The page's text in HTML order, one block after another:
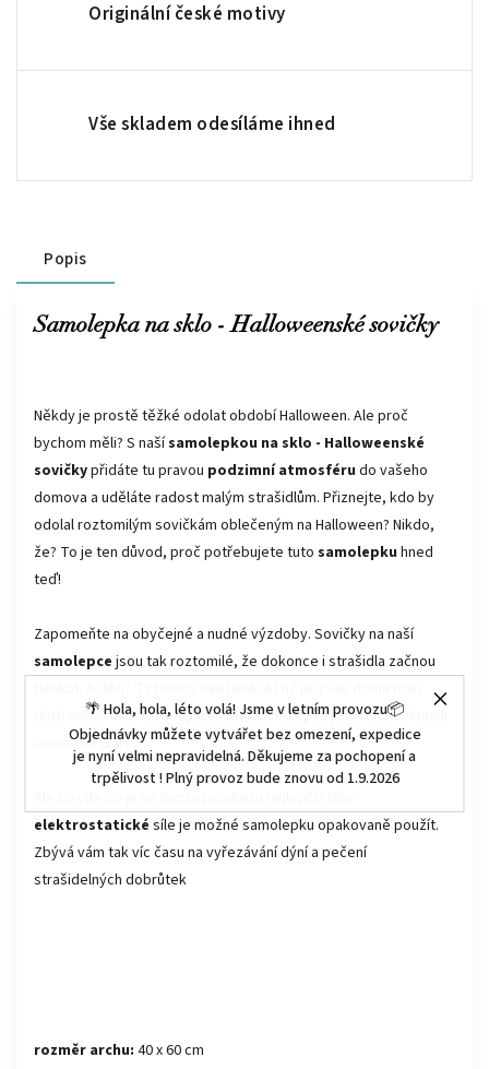
🌴 Hola, hola, léto volá! Jsme v letním provozu📦
Objednávky můžete vytvářet bez omezení, expedice
je nyní velmi nepravidelná. Děkujeme za pochopení a
trpělivost ! Plný provoz bude znovu od 1.9.2026
Originální české motivy
Vše skladem odesíláme ihned
Popis
Samolepka na sklo - Halloweenské sovičky
Někdy je prostě těžké odolat období Halloween. Ale proč
bychom měli? S našísamolepkou na sklo - Halloweenské
sovičkypřidáte tu pravou podzimní atmosféru do vašeho
domova a uděláte radost malým strašidlům. Přiznejte, kdo by
odolal roztomilým sovičkám oblečeným na Halloween? Nikdo,
že? To je ten důvod, proč potřebujete tuto samolepku hned
teď!
Zapomeňte na obyčejné a nudné výzdoby. Sovičky na naší
samolepce jsou tak roztomilé, že dokonce i strašidla začnou
duch nebo malá čarodějnice, tato samolepka jim určitě vykouzlí
úsměv na tváři.
elektrostatické síle je možné samolepku opakovaně použít.
Zbývá vám tak víc času na vyřezávání dýní a pečení
strašidelných dobrůtek
rozměr archu: 40 x 60 cm